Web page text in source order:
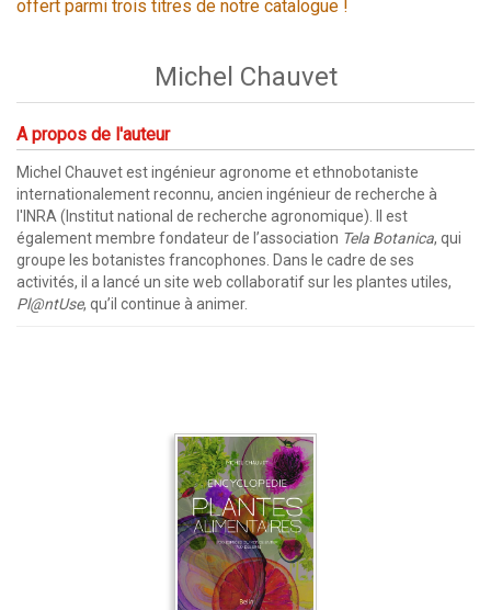
offert parmi trois titres de notre catalogue !
Michel Chauvet
A propos de l'auteur
Michel Chauvet est ingénieur agronome et ethnobotaniste
internationalement reconnu, ancien ingénieur de recherche à
l'INRA (Institut national de recherche agronomique). Il est
également membre fondateur de l’association Tela Botanica, qui
groupe les botanistes francophones. Dans le cadre de ses
activités, il a lancé un site web collaboratif sur les plantes utiles,
Pl@ntUse, qu’il continue à animer.